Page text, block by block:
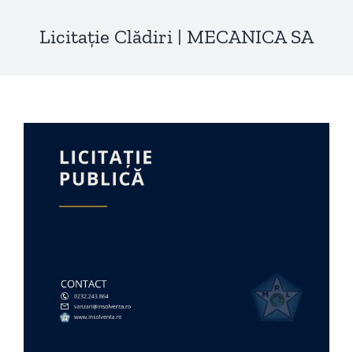
Licitație Clădiri | MECANICA SA
Larger